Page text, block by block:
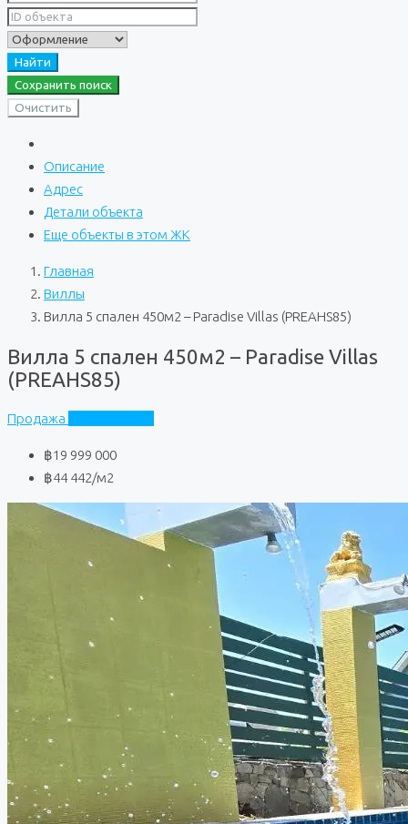
Найти
Сохранить поиск
Очистить
Описание
Адрес
Детали объекта
Еще объекты в этом ЖК
Главная
Виллы
Вилла 5 спален 450м2 – Paradise Villas (PREAHS85)
Вилла 5 спален 450м2 – Paradise Villas
(PREAHS85)
Продажа
฿19 999 000
฿44 442/м2